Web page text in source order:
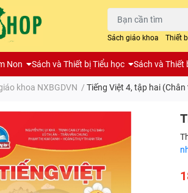
Sách giáo khoa Thiết
Non Sách và Thiết bị Tiểu học Sách và Thiết
khoa NXBGDVN / Tiếng Việt 4, tập hai